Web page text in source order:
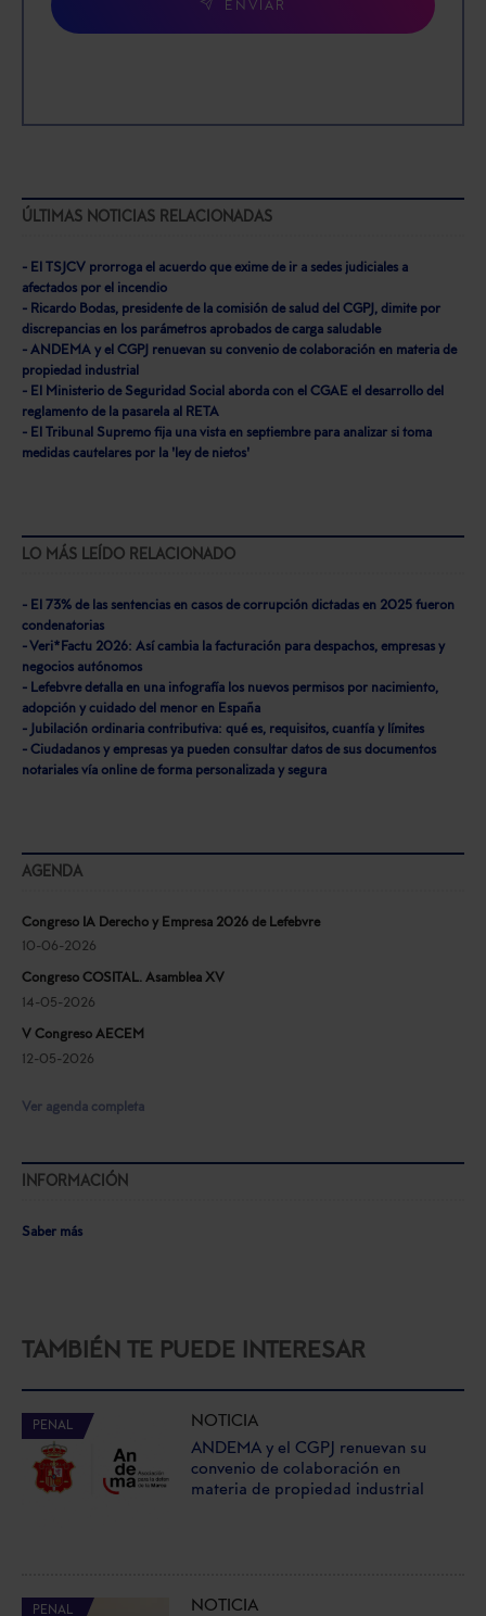
ENVIAR
ÚLTIMAS NOTICIAS RELACIONADAS
- El TSJCV prorroga el acuerdo que exime de ir a sedes judiciales a
afectados por el incendio
- Ricardo Bodas, presidente de la comisión de salud del CGPJ, dimite por
discrepancias en los parámetros aprobados de carga saludable
- ANDEMA y el CGPJ renuevan su convenio de colaboración en materia de
propiedad industrial
- El Ministerio de Seguridad Social aborda con el CGAE el desarrollo del
reglamento de la pasarela al RETA
- El Tribunal Supremo fija una vista en septiembre para analizar si toma
medidas cautelares por la 'ley de nietos'
LO MÁS LEÍDO RELACIONADO
- El 73% de las sentencias en casos de corrupción dictadas en 2025 fueron
condenatorias
- Veri*Factu 2026: Así cambia la facturación para despachos, empresas y
negocios autónomos
- Lefebvre detalla en una infografía los nuevos permisos por nacimiento,
adopción y cuidado del menor en España
- Jubilación ordinaria contributiva: qué es, requisitos, cuantía y límites
- Ciudadanos y empresas ya pueden consultar datos de sus documentos
notariales vía online de forma personalizada y segura
AGENDA
Congreso IA Derecho y Empresa 2026 de Lefebvre
10-06-2026
Congreso COSITAL. Asamblea XV
14-05-2026
V Congreso AECEM
12-05-2026
Ver agenda completa
INFORMACIÓN
Saber más
TAMBIÉN TE PUEDE INTERESAR
PENAL
NOTICIA
ANDEMA y el CGPJ renuevan su
convenio de colaboración en
materia de propiedad industrial
PENAL
NOTICIA